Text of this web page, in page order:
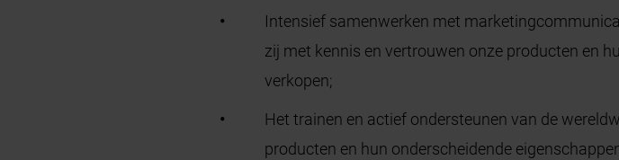
Intensief samenwerken met
zij met kennis en vertrouwen onze producten en
verkopen;
Het trainen en actief ondersteunen van de
producten en hun onderscheidende